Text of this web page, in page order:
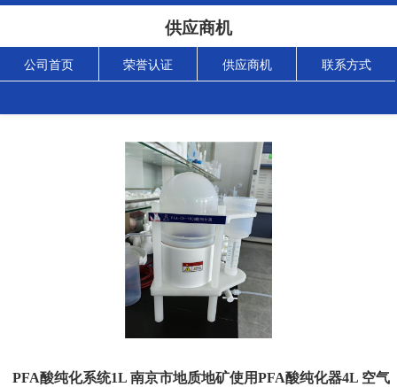
供应商机
公司首页 荣誉认证 供应商机 联系方式
PFA酸纯化系统1L 南京市地质地矿使用PFA酸纯化器4L 空气